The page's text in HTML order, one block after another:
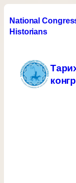
Перейти
содержимому
National
Historians